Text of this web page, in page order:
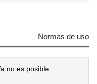
Normas de uso
no es posible